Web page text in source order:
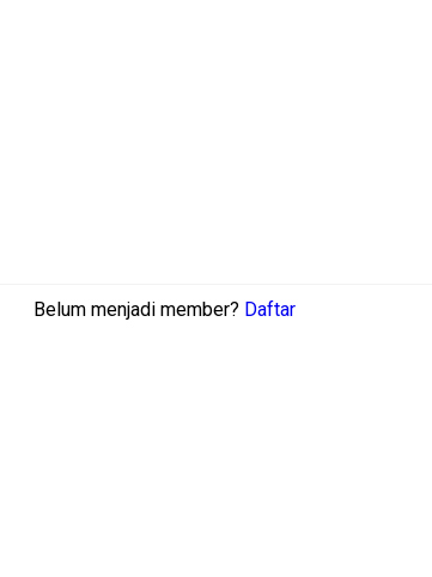
Belum menjadi member? Daftar